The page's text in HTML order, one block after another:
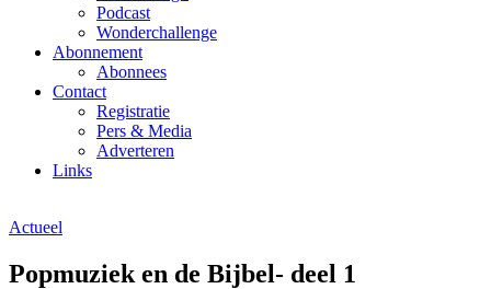
Podcast
Wonderchallenge
Abonnement
Abonnees
Contact
Registratie
Pers & Media
Adverteren
Links
Actueel
Popmuziek en de Bijbel- deel 1